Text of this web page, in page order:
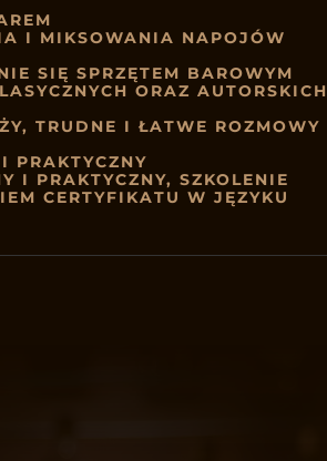
I MIKSOWANIA NAPOJÓW
SIĘ SPRZĘTEM BAROWYM
ORAZ AUTORSKICH
TRUDNE I ŁATWE ROZMOWY
PRAKTYCZNY
I PRAKTYCZNY, SZKOLENIE
CERTYFIKATU W JĘZYKU